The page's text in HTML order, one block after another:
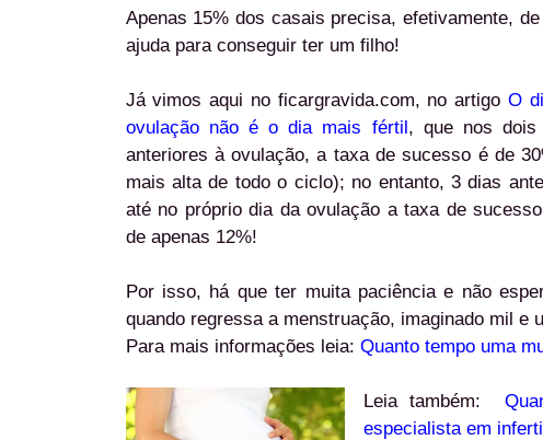
Apenas 15% dos casais precisa, efetivamente, de
ajuda para conseguir ter um filho!
Já vimos aqui no ficargravida.com, no artigo O
ovulação não é o dia mais fértil, que nos dois
anteriores à ovulação, a taxa de sucesso é de
mais alta de todo o ciclo); no entanto, 3 dias
até no próprio dia da ovulação a taxa de
de apenas 12%!
Por isso, há que ter muita paciência e não
quando regressa a menstruação, imaginado mil e
Para mais informações leia: Quanto tempo uma
Leia também:
especialista em